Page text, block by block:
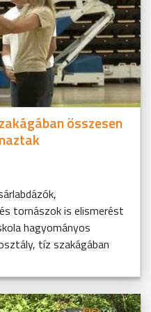
összesen
tornászok is elismerést
hagyományos
tíz szakágában